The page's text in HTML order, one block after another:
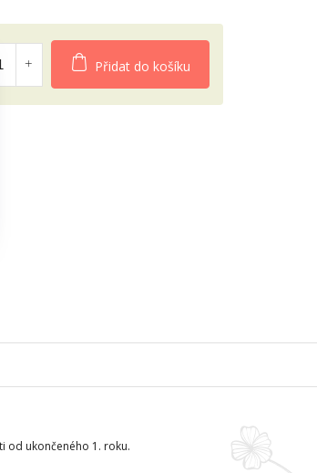
Přidat do košíku
od ukončeného 1. roku.